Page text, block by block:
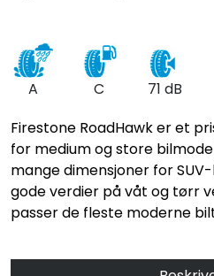
A C
71 dB
Firestone RoadHawk er et
for medium og store
mange dimensjoner for
gode verdier på våt og tørr
passer de fleste moderne